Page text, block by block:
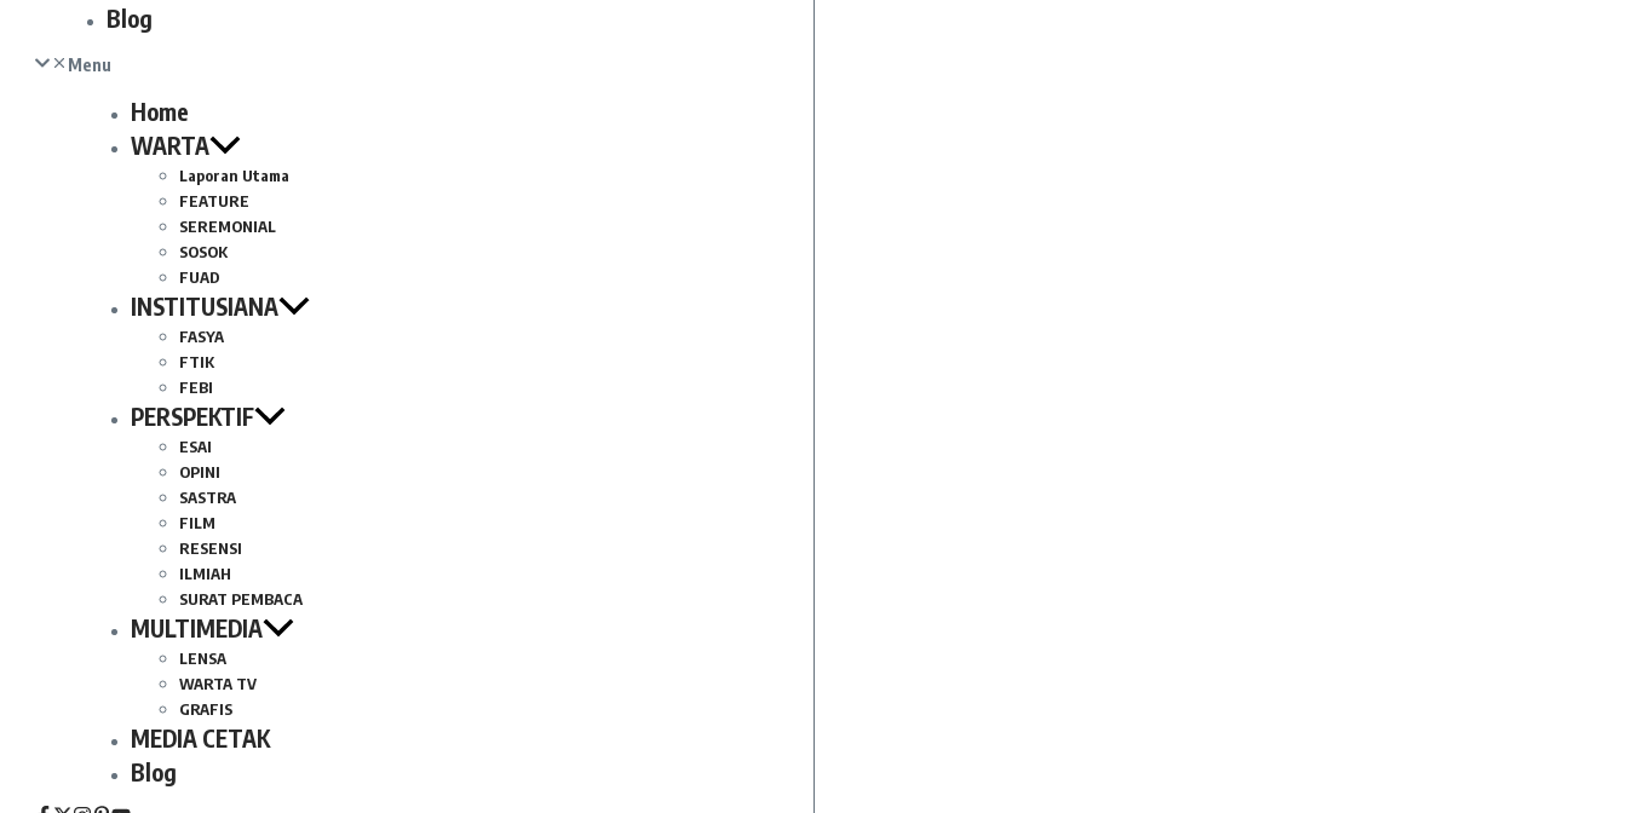
Blog
Menu
Home
WARTA
Laporan Utama
FEATURE
SEREMONIAL
SOSOK
FUAD
INSTITUSIANA
FASYA
FTIK
FEBI
PERSPEKTIF
ESAI
OPINI
SASTRA
FILM
RESENSI
ILMIAH
SURAT PEMBACA
MULTIMEDIA
LENSA
WARTA TV
GRAFIS
MEDIA CETAK
Blog